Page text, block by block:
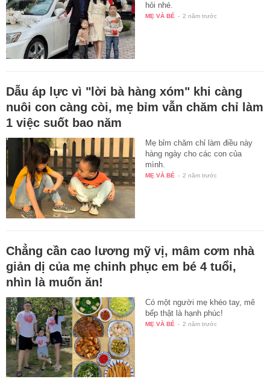
hỏi nhé.
MẸ VÀ BÉ - 2 năm trước
Dẫu áp lực vì "lời bà hàng xóm" khi càng
nuôi con càng còi, mẹ bỉm vẫn chăm chỉ làm
1 việc suốt bao năm
Mẹ bỉm chăm chỉ làm điều này
hàng ngày cho các con của
mình.
MẸ VÀ BÉ - 2 năm trước
Chẳng cần cao lương mỹ vị, mâm cơm nhà
giản dị của mẹ chinh phục em bé 4 tuổi,
nhìn là muốn ăn!
Có một người mẹ khéo tay, mê
bếp thật là hạnh phúc!
MẸ VÀ BÉ - 2 năm trước